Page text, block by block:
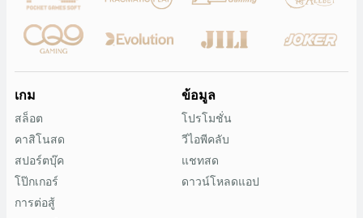
เกม
สล็อต
คาสิโนสด
สปอร์ตบุ๊ค
โป๊กเกอร์
การต่อสู้
ข้อมูล
โปรโมชั่น
วีไอพีคลับ
แชทสด
ดาวน์โหลดแอป